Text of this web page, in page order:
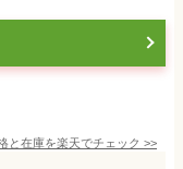
と在庫を楽天でチェック >>